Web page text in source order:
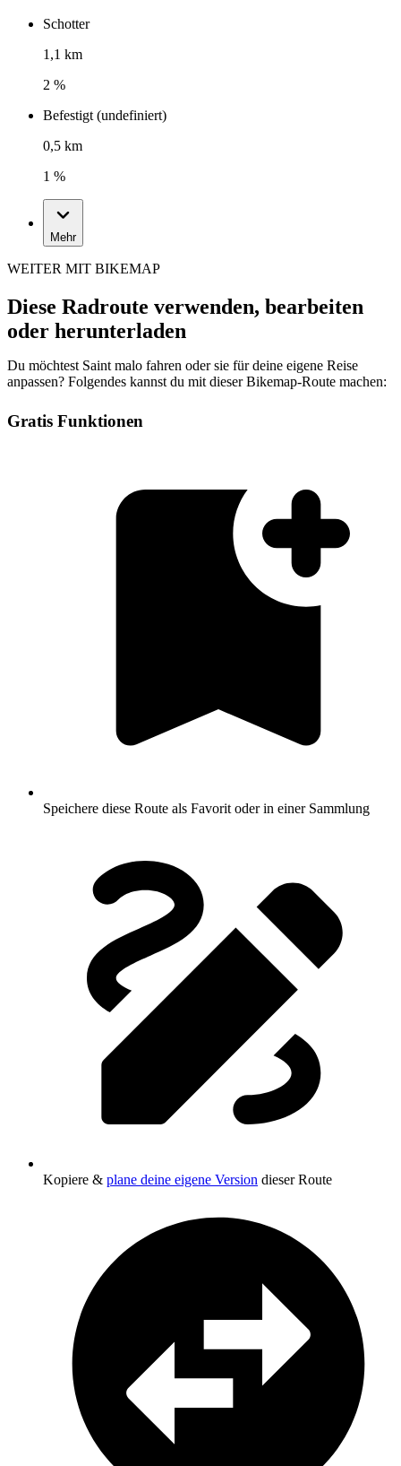
Schotter
1,1 km
2 %
Befestigt (undefiniert)
0,5 km
1 %
Mehr
WEITER MIT BIKEMAP
Diese Radroute verwenden, bearbeiten
oder herunterladen
Du möchtest Saint malo fahren oder sie für deine eigene Reise
anpassen? Folgendes kannst du mit dieser Bikemap-Route machen:
Gratis Funktionen
Speichere diese Route als Favorit oder in einer Sammlung
Kopiere & plane deine eigene Version dieser Route